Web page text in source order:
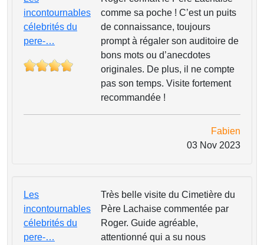
incontournables
célebrités du
pere-…
comme sa poche ! C’est un puits
de connaissance, toujours
prompt à régaler son auditoire de
bons mots ou d’anecdotes
originales. De plus, il ne compte
pas son temps. Visite fortement
recommandée !
Fabien
03 Nov 2023
Les
incontournables
célebrités du
pere-…
Très belle visite du Cimetière du
Père Lachaise commentée par
Roger. Guide agréable,
attentionné qui a su nous